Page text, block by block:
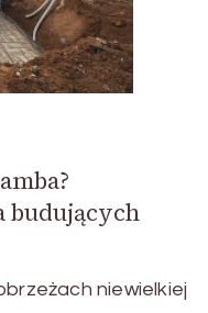
budujących
niewielkiej